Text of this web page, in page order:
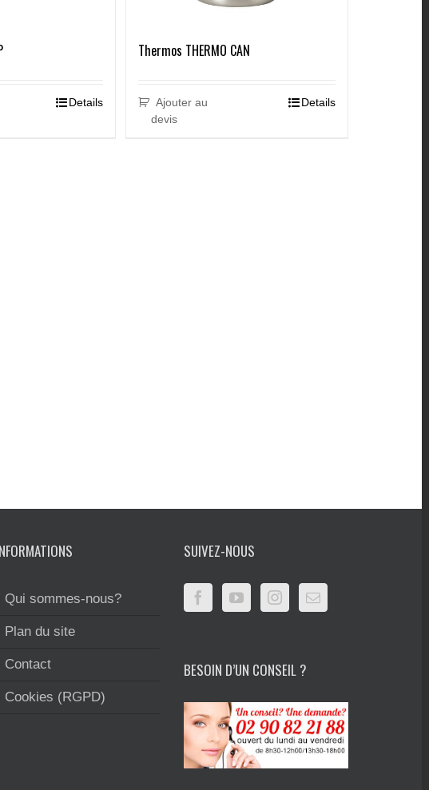
Details
Thermos THERMO CAN
Ajouter au
devis
Details
Qui sommes-nous?
Plan du site
Contact
Cookies (RGPD)
SUIVEZ-NOUS
BESOIN D’UN CONSEIL ?